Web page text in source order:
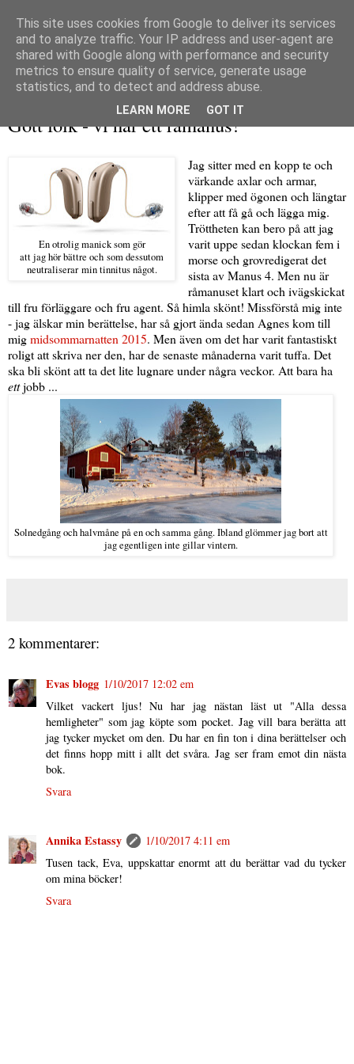
Gott folk - vi har ett råmanus!
En otrolig manick som gör
att jag hör bättre och som dessutom
neutraliserar min tinnitus något.
Jag sitter med en kopp te och
värkande axlar och armar,
klipper med ögonen och längtar
efter att få gå och lägga mig.
Tröttheten kan bero på att jag
varit uppe sedan klockan fem i
morse och grovredigerat det
sista av Manus 4. Men nu är
råmanuset klart och ivägskickat
till fru förläggare och fru agent. Så himla skönt! Missförstå mig inte
- jag älskar min berättelse, har så gjort ända sedan Agnes kom till
migmidsommarnatten 2015. Men även om det har varit fantastiskt
roligt att skriva ner den, har de senaste månaderna varit tuffa. Det
ska bli skönt att ta det lite lugnare under några veckor. Att bara ha
ettjobb ...
Solnedgång och halvmåne på en och samma gång. Ibland glömmer jag bort att
jag egentligen inte gillar vintern.
2 kommentarer:
Evas blogg 1/10/2017 12:02 em
Vilket vackert ljus! Nu har jag nästan läst ut "Alla dessa
hemligheter" som jag köpte som pocket. Jag vill bara berätta att
jag tycker mycket om den. Du har en fin ton i dina berättelser och
det finns hopp mitt i allt det svåra. Jag ser fram emot din nästa
bok.
Svara
Annika Estassy
1/10/2017 4:11 em
Tusen tack, Eva, uppskattar enormt att du berättar vad du tycker
om mina böcker!
Svara
This site uses cookies from Google to deliver its services
and to analyze traffic. Your IP address and user-agent are
shared with Google along with performance and security
metrics to ensure quality of service, generate usage
statistics, and to detect and address abuse.
LEARN MORE GOT IT